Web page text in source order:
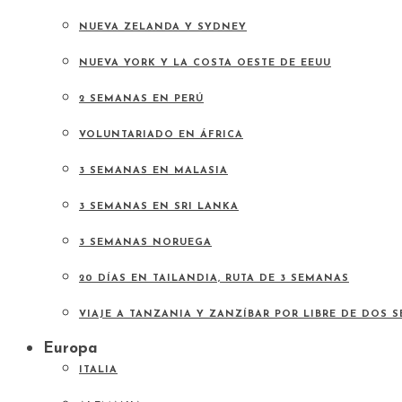
NUEVA ZELANDA Y SYDNEY
NUEVA YORK Y LA COSTA OESTE DE EEUU
2 SEMANAS EN PERÚ
VOLUNTARIADO EN ÁFRICA
3 SEMANAS EN MALASIA
3 SEMANAS EN SRI LANKA
3 SEMANAS NORUEGA
20 DÍAS EN TAILANDIA, RUTA DE 3 SEMANAS
VIAJE A TANZANIA Y ZANZÍBAR POR LIBRE DE DOS
Europa
ITALIA